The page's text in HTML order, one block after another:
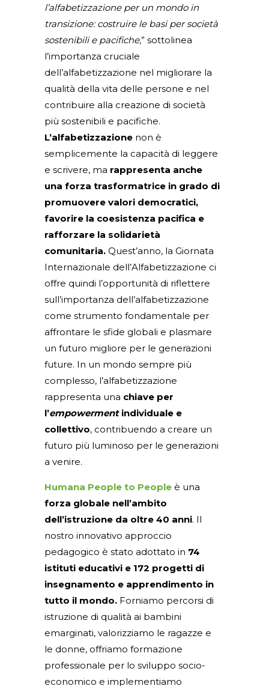
l’alfabetizzazione per un mondo in
transizione: costruire le basi per società
sostenibili e pacifiche,” sottolinea
l’importanza cruciale
dell’alfabetizzazione nel migliorare la
qualità della vita delle persone e nel
contribuire alla creazione di società
più sostenibili e pacifiche.
L’alfabetizzazione non è
semplicemente la capacità di leggere
e scrivere, ma rappresenta anche
una forza trasformatrice in grado di
promuovere valori democratici,
favorire la coesistenza pacifica e
rafforzare la solidarietà
comunitaria. Quest’anno, la Giornata
Internazionale dell’Alfabetizzazione ci
offre quindi l’opportunità di riflettere
sull’importanza dell’alfabetizzazione
come strumento fondamentale per
affrontare le sfide globali e plasmare
un futuro migliore per le generazioni
future. In un mondo sempre più
complesso, l’alfabetizzazione
rappresenta una chiave per
l’empowermentindividuale e
collettivo, contribuendo a creare un
futuro più luminoso per le generazioni
a venire.
Humana People to People è una
forza globale nell’ambito
dell’istruzione da oltre 40 anni. Il
nostro innovativo approccio
pedagogico è stato adottato in 74
istituti educativi e 172 progetti di
insegnamento e apprendimento in
tutto il mondo. Forniamo percorsi di
istruzione di qualità ai bambini
emarginati, valorizziamo le ragazze e
le donne, offriamo formazione
professionale per lo sviluppo socio-
economico e implementiamo